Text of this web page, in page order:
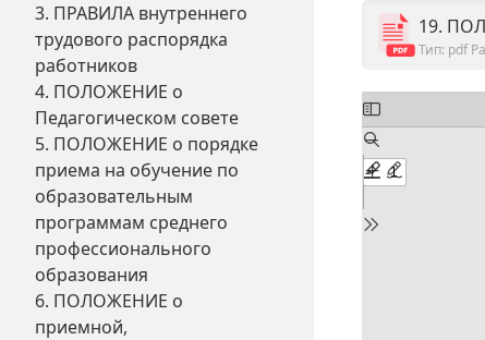
3. ПРАВИЛА внутреннего
трудового распорядка
работников
4. ПОЛОЖЕНИЕ о
Педагогическом совете
5. ПОЛОЖЕНИЕ о порядке
приема на обучение по
образовательным
программам среднего
профессионального
образования
6. ПОЛОЖЕНИЕ о
приемной,
19.
Тип: pdf